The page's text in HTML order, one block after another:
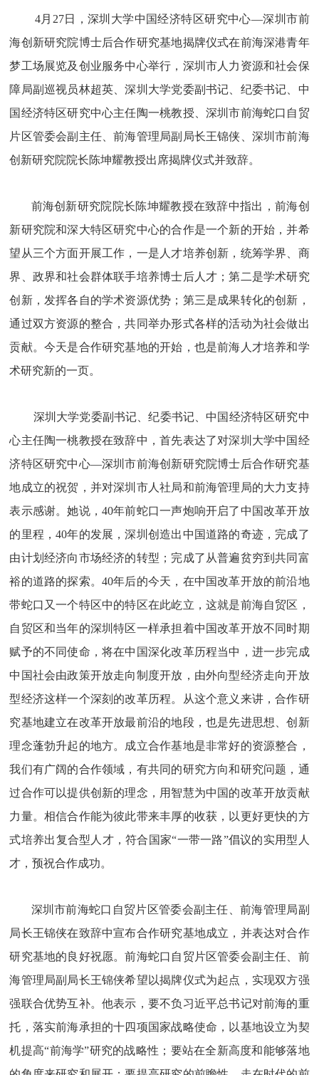
4月27日，深圳大学中国经济特区研究中心—深圳市前
海创新研究院博士后合作研究基地揭牌仪式在前海深港青年
梦工场展览及创业服务中心举行，深圳市人力资源和社会保
障局副巡视员林超英、深圳大学党委副书记、纪委书记、中
国经济特区研究中心主任陶一桃教授、深圳市前海蛇口自贸
片区管委会副主任、前海管理局副局长王锦侠、深圳市前海
创新研究院院长陈坤耀教授出席揭牌仪式并致辞。
前海创新研究院院长陈坤耀教授在致辞中指出，前海创
新研究院和深大特区研究中心的合作是一个新的开始，并希
望从三个方面开展工作，一是人才培养创新，统筹学界、商
界、政界和社会群体联手培养博士后人才；第二是学术研究
创新，发挥各自的学术资源优势；第三是成果转化的创新，
通过双方资源的整合，共同举办形式各样的活动为社会做出
贡献。今天是合作研究基地的开始，也是前海人才培养和学
术研究新的一页。
深圳大学党委副书记、纪委书记、中国经济特区研究中
心主任陶一桃教授在致辞中，首先表达了对深圳大学中国经
济特区研究中心—深圳市前海创新研究院博士后合作研究基
地成立的祝贺，并对深圳市人社局和前海管理局的大力支持
表示感谢。她说，40年前蛇口一声炮响开启了中国改革开放
的里程，40年的发展，深圳创造出中国道路的奇迹，完成了
由计划经济向市场经济的转型；完成了从普遍贫穷到共同富
裕的道路的探索。40年后的今天，在中国改革开放的前沿地
带蛇口又一个特区中的特区在此屹立，这就是前海自贸区，
自贸区和当年的深圳特区一样承担着中国改革开放不同时期
赋予的不同使命，将在中国深化改革历程当中，进一步完成
中国社会由政策开放走向制度开放，由外向型经济走向开放
型经济这样一个深刻的改革历程。从这个意义来讲，合作研
究基地建立在改革开放最前沿的地段，也是先进思想、创新
理念蓬勃升起的地方。成立合作基地是非常好的资源整合，
我们有广阔的合作领域，有共同的研究方向和研究问题，通
过合作可以提供创新的理念，用智慧为中国的改革开放贡献
力量。相信合作能为彼此带来丰厚的收获，以更好更快的方
式培养出复合型人才，符合国家“一带一路”倡议的实用型人
才，预祝合作成功。
深圳市前海蛇口自贸片区管委会副主任、前海管理局副
局长王锦侠在致辞中宣布合作研究基地成立，并表达对合作
研究基地的良好祝愿。前海蛇口自贸片区管委会副主任、前
海管理局副局长王锦侠希望以揭牌仪式为起点，实现双方强
强联合优势互补。他表示，要不负习近平总书记对前海的重
托，落实前海承担的十四项国家战略使命，以基地设立为契
机提高“前海学”研究的战略性；要站在全新高度和能够落地